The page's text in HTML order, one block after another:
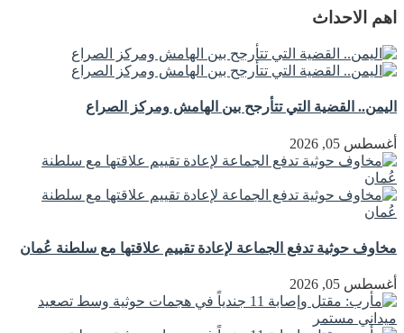
اهم الاحداث
اليمن.. القضية التي تتأرجح بين الهامش ومركز الصراع
أغسطس 05, 2026
مخاوف حوثية تدفع الجماعة لإعادة تقييم علاقتها مع سلطنة عُمان
أغسطس 05, 2026